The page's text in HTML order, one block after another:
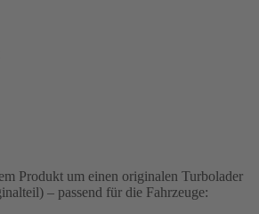
Produkt um einen originalen Turbolader
– passend für die Fahrzeuge: